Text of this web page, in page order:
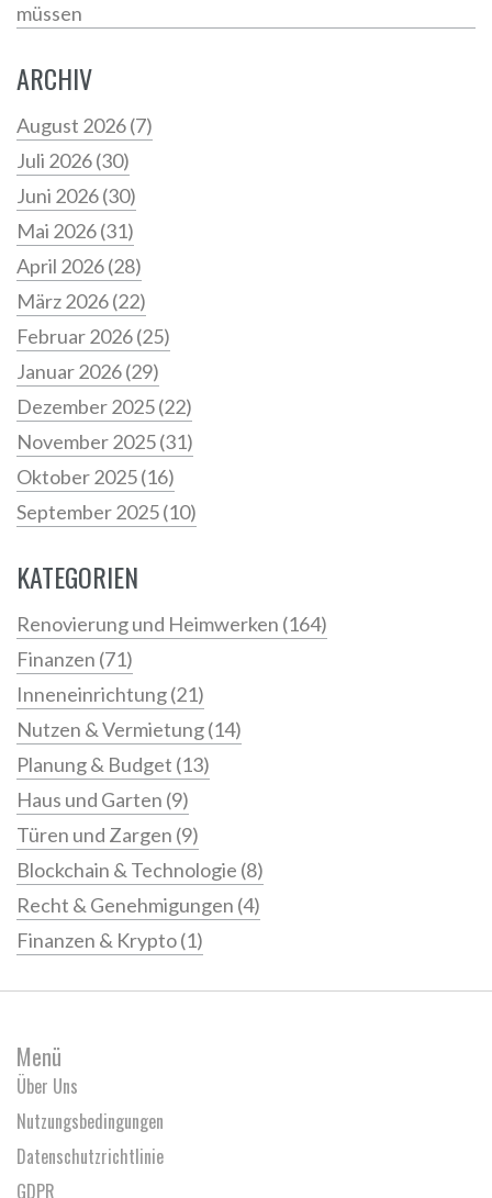
müssen
ARCHIV
August 2026(7)
Juli 2026(30)
Juni 2026(30)
Mai 2026(31)
April 2026(28)
März 2026(22)
Februar 2026(25)
Januar 2026(29)
Dezember 2025(22)
November 2025(31)
Oktober 2025(16)
September 2025(10)
KATEGORIEN
Renovierung und Heimwerken (164)
Finanzen (71)
Inneneinrichtung(21)
Nutzen & Vermietung(14)
Planung & Budget (13)
Haus und Garten (9)
Türen und Zargen (9)
Blockchain & Technologie (8)
Recht & Genehmigungen (4)
Finanzen & Krypto(1)
Menü
Über Uns
Nutzungsbedingungen
Datenschutzrichtlinie
GDPR